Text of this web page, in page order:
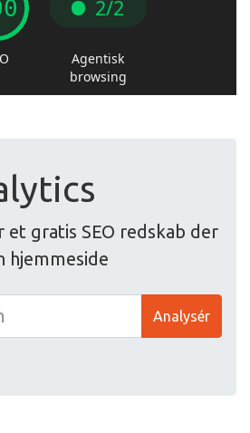
et gratis SEO redskab der
hjemmeside
Analysér